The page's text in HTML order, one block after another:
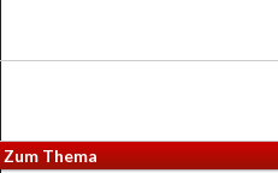
Zum Thema